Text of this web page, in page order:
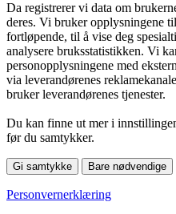
Da registrerer vi data om
deres. Vi bruker opplysningene
fortløpende, til å vise deg
analysere bruksstatistikken. Vi
personopplysningene med
via leverandørenes
bruker leverandørenes tjenester.
Du kan finne ut mer i
før du samtykker.
Gi samtykke Bare nødvendige
Personvernerklæring